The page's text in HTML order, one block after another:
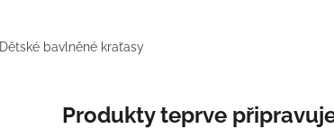
Dětské bavlněné kraťasy
Produkty teprve